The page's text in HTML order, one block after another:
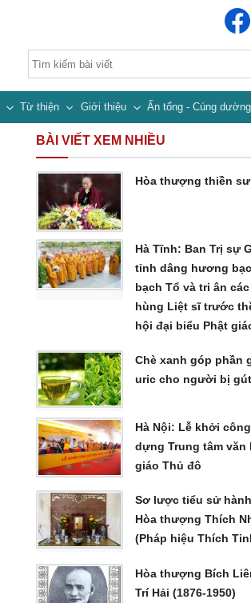
Từ thiện Giới thiệu Ấn tống - Cúng dường
BÀI VIẾT XEM NHIỀU
Hòa thượng thiền sư
Hà Tĩnh: Ban Trị sự
tỉnh dâng hương
bạch Tổ và tri ân các
hùng Liệt sĩ trước
hội đại biểu Phật
Chè xanh góp phần
uric cho người bị gút
Hà Nội: Lễ khởi
dựng Trung tâm văn
giáo Thủ đô
Sơ lược tiểu sử
Hòa thượng Thích
(Pháp hiệu Thích
Hòa thượng Bích
Trí Hải (1876-1950)